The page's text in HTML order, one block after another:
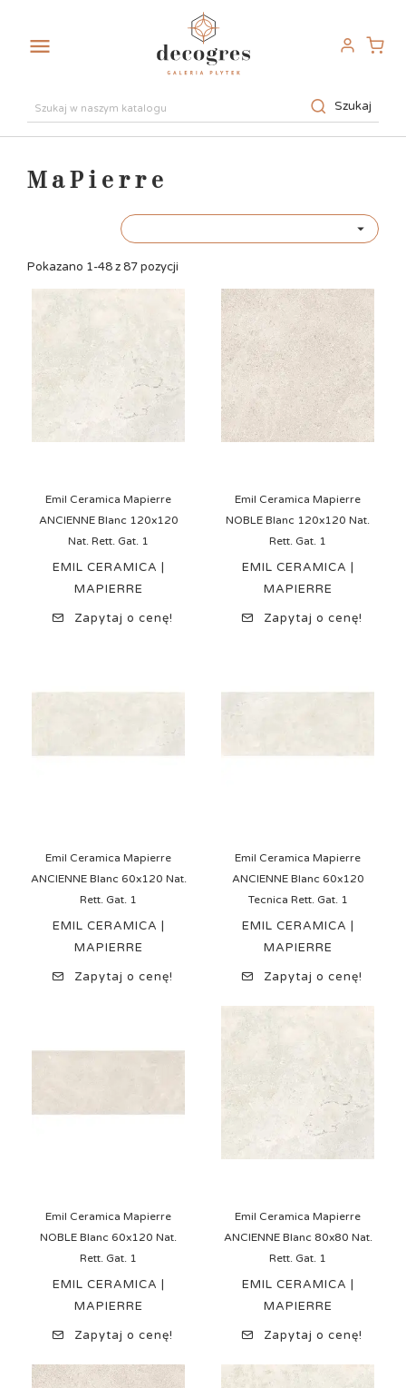

Szukaj
MaPierre

Pokazano 1-48 z 87 pozycji
Emil Ceramica Mapierre
ANCIENNE Blanc 120x120
Nat. Rett. Gat. 1
EMIL CERAMICA |
MAPIERRE
Zapytaj o cenę!
Emil Ceramica Mapierre
NOBLE Blanc 120x120 Nat.
Rett. Gat. 1
EMIL CERAMICA |
MAPIERRE
Zapytaj o cenę!
Emil Ceramica Mapierre
ANCIENNE Blanc 60x120 Nat.
Rett. Gat. 1
EMIL CERAMICA |
MAPIERRE
Zapytaj o cenę!
Emil Ceramica Mapierre
ANCIENNE Blanc 60x120
Tecnica Rett. Gat. 1
EMIL CERAMICA |
MAPIERRE
Zapytaj o cenę!
Emil Ceramica Mapierre
NOBLE Blanc 60x120 Nat.
Rett. Gat. 1
EMIL CERAMICA |
MAPIERRE
Zapytaj o cenę!
Emil Ceramica Mapierre
ANCIENNE Blanc 80x80 Nat.
Rett. Gat. 1
EMIL CERAMICA |
MAPIERRE
Zapytaj o cenę!